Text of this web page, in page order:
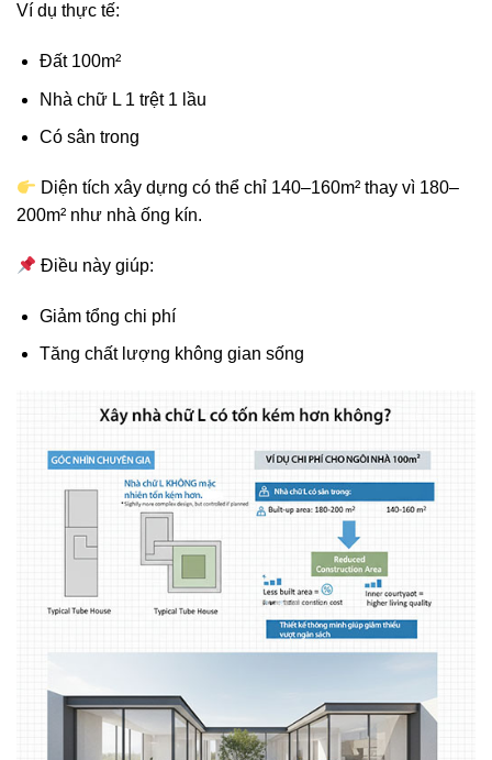
Ví dụ thực tế:
Đất 100m²
Nhà chữ L 1 trệt 1 lầu
Có sân trong
Diện tích xây dựng có thể chỉ 140–160m² thay vì 180–
200m² như nhà ống kín.
Điều này giúp:
Giảm tổng chi phí
Tăng chất lượng không gian sống